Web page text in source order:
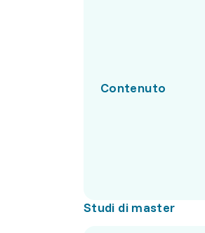
Contenuto
Studi di master